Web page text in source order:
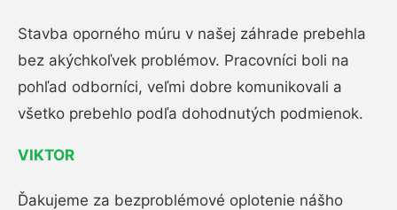
Stavba oporného múru v našej záhrade prebehla
bez akýchkoľvek problémov. Pracovníci boli na
pohľad odborníci, veľmi dobre komunikovali a
všetko prebehlo podľa dohodnutých podmienok.
VIKTOR
Ďakujeme za bezproblémové oplotenie nášho